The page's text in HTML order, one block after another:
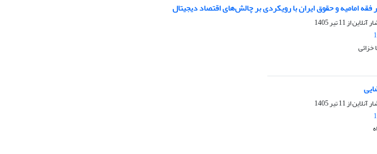
امامیه و حقوق ایران با رویکردی بر چالش‌های اقتصاد دیجیتال
آنلاین از11 تیر 1405
خزائی
آنلاین از11 تیر 1405